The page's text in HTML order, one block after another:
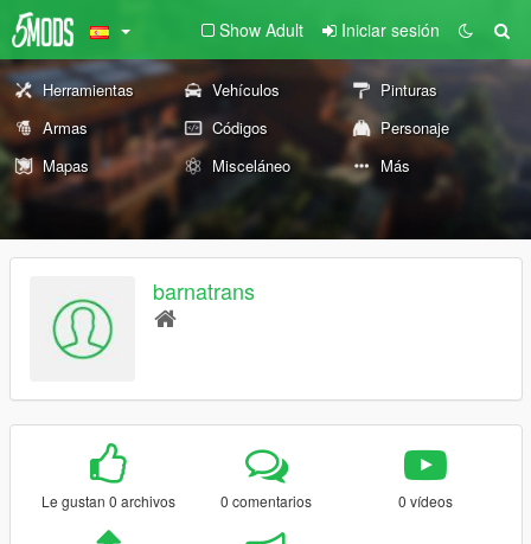
Show Adult Iniciar sesión
Herramientas Vehículos
Pinturas
Armas
Códigos
Personaje
Mapas
Misceláneo Más
barnatrans
Le gustan 0 archivos 0 comentarios 0 vídeos